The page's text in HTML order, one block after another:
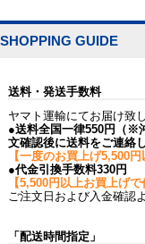
SHOPPING GUIDE
送料・発送手数料
ヤマト運輸にてお届け致
●送料全国一律550円（※
文確認後に送料をご連絡
【一度のお買上げ5,500円
●代金引換手数料330円
【5,500円以上お買上げ
ご注文日および入金確認
「配送時間指定」